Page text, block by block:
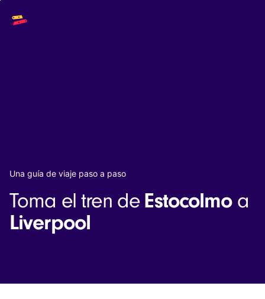
navigation
The API
Book a trip
Interrail passes
Eurail passes
Help & Support
Una guía de viaje paso a paso
Toma el tren deEstocolmoa
Liverpool